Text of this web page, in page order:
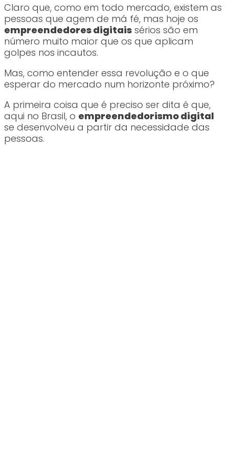
Claro que, como em todo mercado, existem as
pessoas que agem de má fé, mas hoje os
empreendedores digitais sérios são em
número muito maior que os que aplicam
golpes nos incautos.
Mas, como entender essa revolução e o que
esperar do mercado num horizonte próximo?
A primeira coisa que é preciso ser dita é que,
aqui no Brasil, o empreendedorismo digital
se desenvolveu a partir da necessidade das
pessoas.